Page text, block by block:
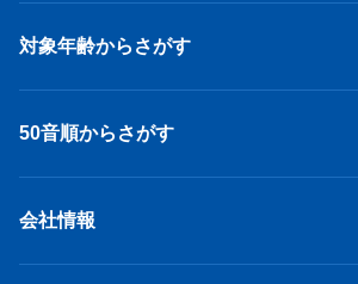
対象年齢からさがす
50音順からさがす
会社情報